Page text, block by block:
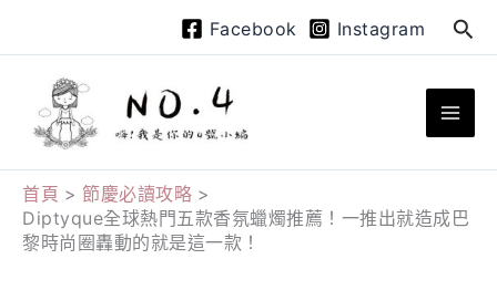
至
Facebook Instagram
搜
尋
首頁
節慶必讀攻略
Diptyque全球熱門五款香氛蠟燭推薦！一推出就造成巴
黎時尚圈轟動的就是這一款！